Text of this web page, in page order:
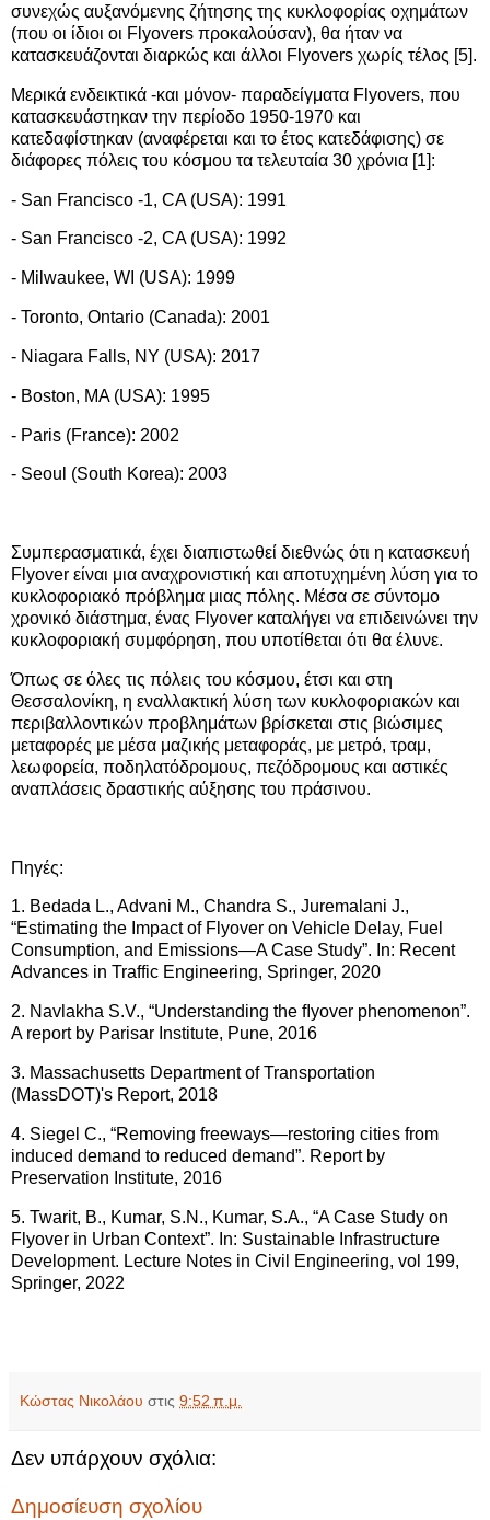
συνεχώς αυξανόμενης ζήτησης της κυκλοφορίας οχημάτων
(που οι ίδιοι οι Flyovers προκαλούσαν), θα ήταν να
κατασκευάζονται διαρκώς και άλλοι Flyovers χωρίς τέλος [5].
Μερικά ενδεικτικά -και μόνον- παραδείγματα Flyovers, που
κατασκευάστηκαν την περίοδο 1950-1970 και
κατεδαφίστηκαν (αναφέρεται και το έτος κατεδάφισης) σε
διάφορες πόλεις του κόσμου τα τελευταία 30 χρόνια [1]:
- San Francisco -1, CA (USA): 1991
- San Francisco -2, CA (USA): 1992
- Milwaukee, WI (USA): 1999
- Toronto, Ontario (Canada): 2001
- Niagara Falls, NY (USA): 2017
- Boston, MA (USA): 1995
- Paris (France): 2002
- Seoul (South Korea): 2003
Συμπερασματικά, έχει διαπιστωθεί διεθνώς ότι η κατασκευή
Flyover είναι μια αναχρονιστική και αποτυχημένη λύση για το
κυκλοφοριακό πρόβλημα μιας πόλης. Μέσα σε σύντομο
χρονικό διάστημα, ένας Flyover καταλήγει να επιδεινώνει την
κυκλοφοριακή συμφόρηση, που υποτίθεται ότι θα έλυνε.
Όπως σε όλες τις πόλεις του κόσμου, έτσι και στη
Θεσσαλονίκη, η εναλλακτική λύση των κυκλοφοριακών και
περιβαλλοντικών προβλημάτων βρίσκεται στις βιώσιμες
μεταφορές με μέσα μαζικής μεταφοράς, με μετρό, τραμ,
λεωφορεία, ποδηλατόδρομους, πεζόδρομους και αστικές
αναπλάσεις δραστικής αύξησης του πράσινου.
Πηγές:
1. Bedada L., Advani M., Chandra S., Juremalani J.,
“Estimating the Impact of Flyover on Vehicle Delay, Fuel
Consumption, and Emissions—A Case Study”. In: Recent
Advances in Traffic Engineering, Springer, 2020
2. Navlakha S.V., “Understanding the ﬂyover phenomenon”.
A report by Parisar Institute, Pune, 2016
3. Massachusetts Department of Transportation
(MassDOT)'s Report, 2018
4. Siegel C., “Removing freeways—restoring cities from
induced demand to reduced demand”. Report by
Preservation Institute, 2016
5. Twarit, B., Kumar, S.N., Kumar, S.A., “A Case Study on
Flyover in Urban Context”. In: Sustainable Infrastructure
Development. Lecture Notes in Civil Engineering, vol 199,
Springer, 2022
Κώστας Νικολάου στις 9:52 π.μ.
Δεν υπάρχουν σχόλια:
Δημοσίευση σχολίου